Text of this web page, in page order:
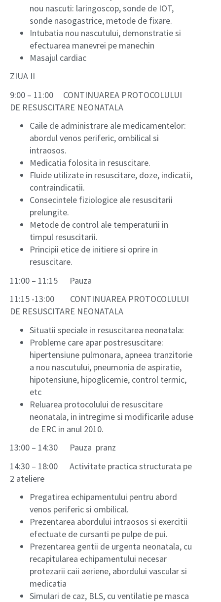
nou nascuti: laringoscop, sonde de IOT,
sonde nasogastrice, metode de fixare.
Intubatia nou nascutului, demonstratie si
efectuarea manevrei pe manechin
Masajul cardiac
ZIUA II
9:00 – 11:00 CONTINUAREA PROTOCOLULUI
DE RESUSCITARE NEONATALA
Caile de administrare ale medicamentelor:
abordul venos periferic, ombilical si
intraosos.
Medicatia folosita in resuscitare.
Fluide utilizate in resuscitare, doze, indicatii,
contraindicatii.
Consecintele fiziologice ale resuscitarii
prelungite.
Metode de control ale temperaturii in
timpul resuscitarii.
Principii etice de initiere si oprire in
resuscitare.
11:00 – 11:15 Pauza
11:15 -13:00 CONTINUAREA PROTOCOLULUI
DE RESUSCITARE NEONATALA
Situatii speciale in resuscitarea neonatala:
Probleme care apar postresuscitare:
hipertensiune pulmonara, apneea tranzitorie
a nou nascutului, pneumonia de aspiratie,
hipotensiune, hipoglicemie, control termic,
etc
Reluarea protocolului de resuscitare
neonatala, in intregime si modificarile aduse
de ERC in anul 2010.
13:00 – 14:30 Pauza pranz
14:30 – 18:00 Activitate practica structurata pe
2 ateliere
Pregatirea echipamentului pentru abord
venos periferic si ombilical.
Prezentarea abordului intraosos si exercitii
efectuate de cursanti pe pulpe de pui.
Prezentarea gentii de urgenta neonatala, cu
recapitularea echipamentului necesar
protezarii caii aeriene, abordului vascular si
medicatia
Simulari de caz, BLS, cu ventilatie pe masca